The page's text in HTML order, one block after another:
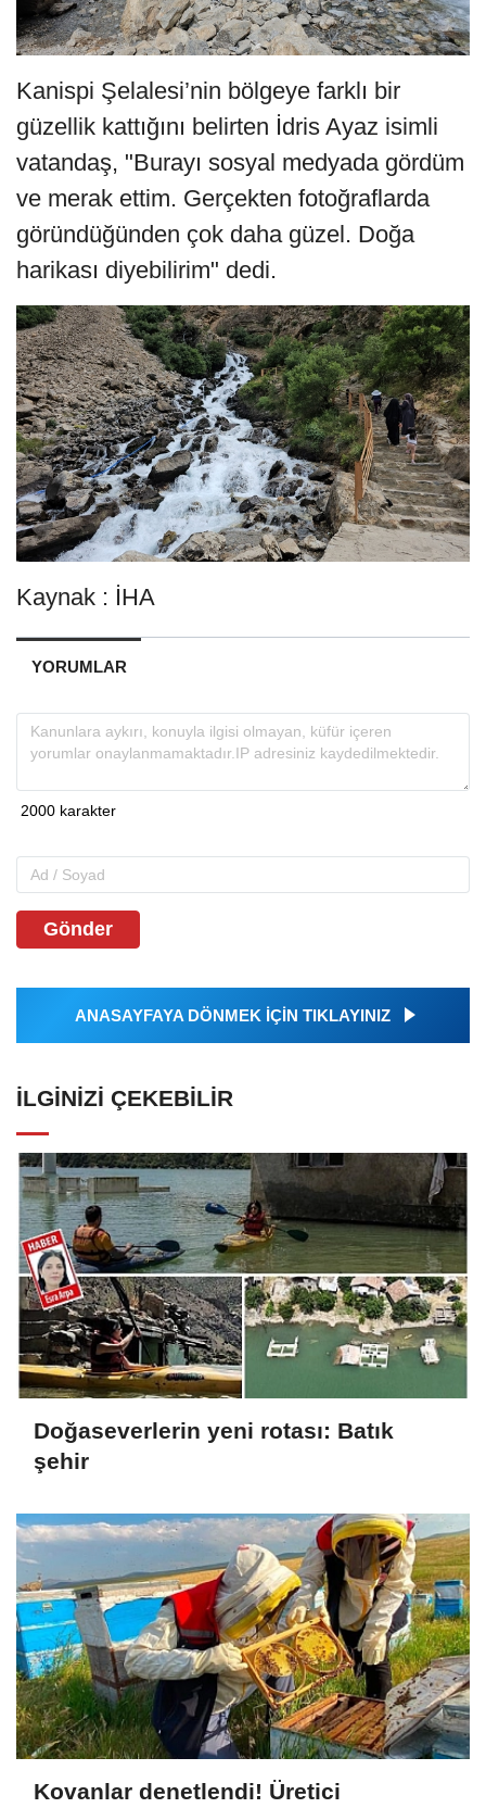
Kanispi Şelalesi’nin bölgeye farklı bir
güzellik kattığını belirten İdris Ayaz isimli
vatandaş, "Burayı sosyal medyada gördüm
ve merak ettim. Gerçekten fotoğraflarda
göründüğünden çok daha güzel. Doğa
harikası diyebilirim" dedi.
Kaynak : İHA
YORUMLAR
Gönder
ANASAYFAYA DÖNMEK İÇİN TIKLAYINIZ
İLGINIZI ÇEKEBILIR
Doğaseverlerin yeni rotası: Batık
şehir
Kovanlar denetlendi! Üretici